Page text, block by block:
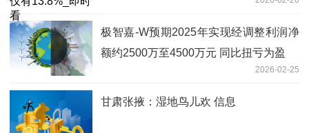
极智嘉-W预期2025年实现经调整利润净
额约2500万至4500万元 同比扭亏为盈
2026-02-25
甘肃张掖：湿地鸟儿欢 信息